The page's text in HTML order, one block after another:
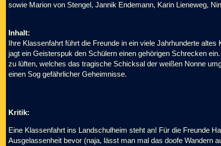
sowie Marion von Stengel, Jannik Endemann, Karin Lieneweg,
Inhalt:
Ihre Klassenfahrt führt die Freunde in ein viele Jahrhunderte
jagt ein Geisterspuk den Schülern einen gehörigen Schrecken
zu lüften, welches das tragische Schicksal der weißen Nonne
einen Sog gefährlicher Geheimnisse.
Kritik:
Eine Klassenfahrt ins Landschulheim steht an! Für die Freunde
Ausgelassenheit bevor (naja, lässt man mal das doofe Wandern